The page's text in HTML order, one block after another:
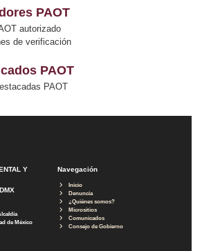
PAOT
autorizado
de verificación
PAOT
PAOT
Y
de México
Navegación
Inicio
Denuncia
¿Quiénes somos?
Micrositios
Comunicados
Consejo de Gobierno